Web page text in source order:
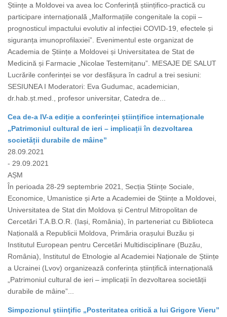
Științe a Moldovei va avea loc Conferință științifico-practică cu
participare internațională „Malformațiile congenitale la copii –
prognosticul impactului evolutiv al infecției COVID-19, efectele și
siguranța imunoprofilaxiei”. Evenimentul este organizat de
Academia de Științe a Moldovei și Universitatea de Stat de
Medicină și Farmacie „Nicolae Testemițanu”. MESAJE DE SALUT
Lucrările conferinței se vor desfășura în cadrul a trei sesiuni:
SESIUNEA I Moderatori: Eva Gudumac, academician,
dr.hab.șt.med., profesor universitar, Catedra de...
Cea de-a IV-a ediție a conferinței științifice internaționale
„Patrimoniul cultural de ieri – implicații în dezvoltarea
societății durabile de mâine”
28.09.2021
- 29.09.2021
AȘM
În perioada 28-29 septembrie 2021, Secția Științe Sociale,
Economice, Umanistice și Arte a Academiei de Științe a Moldovei,
Universitatea de Stat din Moldova și Centrul Mitropolitan de
Cercetări T.A.B.O.R. (Iași, România), în parteneriat cu Biblioteca
Națională a Republicii Moldova, Primăria orașului Buzău și
Institutul European pentru Cercetări Multidisciplinare (Buzău,
România), Institutul de Etnologie al Academiei Naționale de Științe
a Ucrainei (Lvov) organizează conferința științifică internațională
„Patrimoniul cultural de ieri – implicații în dezvoltarea societății
durabile de mâine”...
Simpozionul ştiinţific „Posteritatea critică a lui Grigore Vieru”